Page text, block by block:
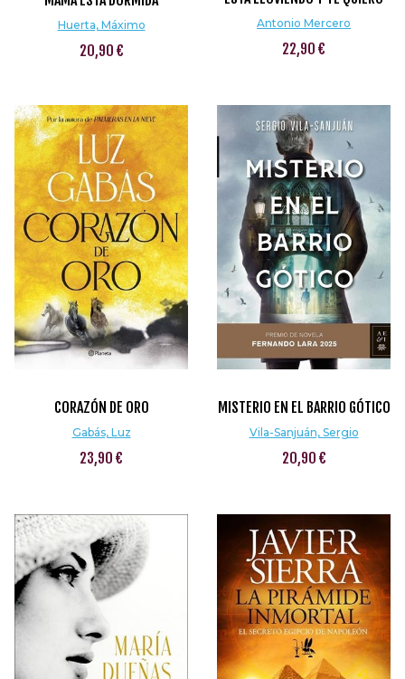
Huerta, Máximo
20,90 €
Antonio Mercero
22,90 €
CORAZÓN DE ORO
Gabás, Luz
23,90 €
MISTERIO EN EL BARRIO GÓTICO
Vila-Sanjuán, Sergio
20,90 €